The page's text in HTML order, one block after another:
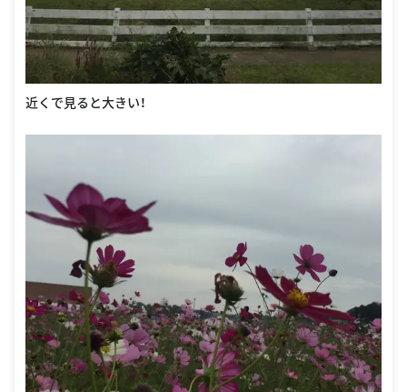
近くで見ると大きい！